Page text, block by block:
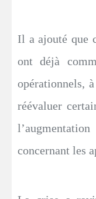
Il a ajouté que
ont déjà
opérationnels,
réévaluer
concernant les